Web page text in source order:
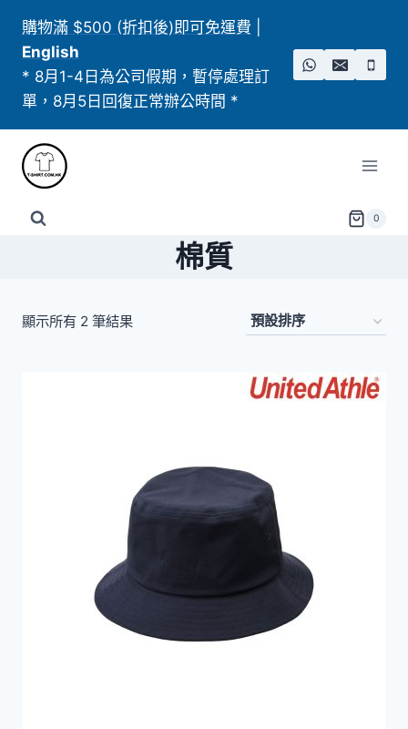
content
購物滿 $500 (折扣後)即可免運費
English
* 8月1-4日為公司假期，暫停處理訂
單，8月5日回復正常辦公時間 *
0
棉質
顯示所有 2 筆結果